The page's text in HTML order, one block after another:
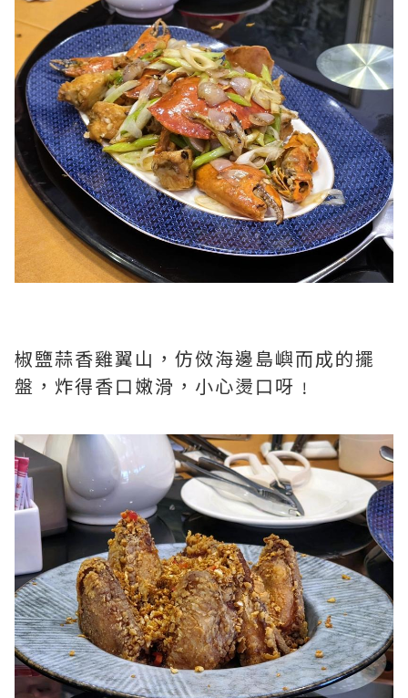
椒鹽蒜香雞翼山，仿傚海邊島嶼而成的擺
盤，炸得香口嫩滑， 小心燙口呀﹗